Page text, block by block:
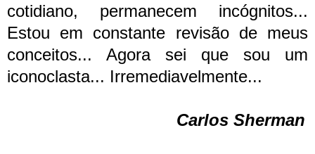
cotidiano, permanecem incógnitos...
Estou em constante revisão de meus
conceitos... Agora sei que sou um
iconoclasta... Irremediavelmente...
Carlos Sherman